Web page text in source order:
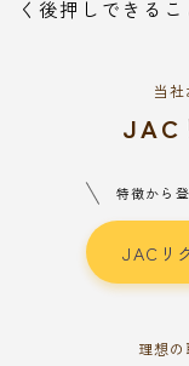
く後押しできる
当
JAC
特徴から
JACリ
理想